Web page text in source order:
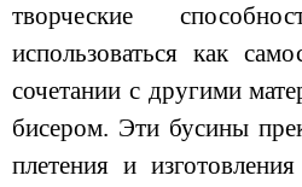
творческие
использоваться как
сочетании с другими
бисером. Эти бусины
плетения и